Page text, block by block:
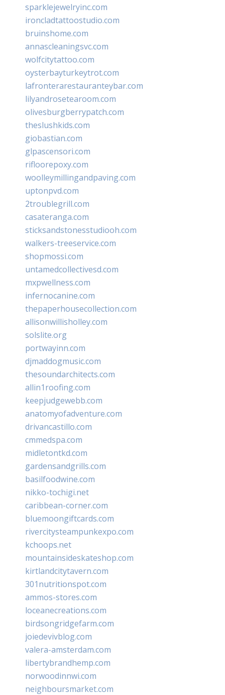
sparklejewelryinc.com
ironcladtattoostudio.com
bruinshome.com
annascleaningsvc.com
wolfcitytattoo.com
oysterbayturkeytrot.com
lafronterarestauranteybar.com
lilyandrosetearoom.com
olivesburgberrypatch.com
theslushkids.com
giobastian.com
glpascensori.com
rifloorepoxy.com
woolleymillingandpaving.com
uptonpvd.com
2troublegrill.com
casateranga.com
sticksandstonesstudiooh.com
walkers-treeservice.com
shopmossi.com
untamedcollectivesd.com
mxpwellness.com
infernocanine.com
thepaperhousecollection.com
allisonwillisholley.com
solslite.org
portwayinn.com
djmaddogmusic.com
thesoundarchitects.com
allin1roofing.com
keepjudgewebb.com
anatomyofadventure.com
drivancastillo.com
cmmedspa.com
midletontkd.com
gardensandgrills.com
basilfoodwine.com
nikko-tochigi.net
caribbean-corner.com
bluemoongiftcards.com
rivercitysteampunkexpo.com
kchoops.net
mountainsideskateshop.com
kirtlandcitytavern.com
301nutritionspot.com
ammos-stores.com
loceanecreations.com
birdsongridgefarm.com
joiedevivblog.com
valera-amsterdam.com
libertybrandhemp.com
norwoodinnwi.com
neighboursmarket.com